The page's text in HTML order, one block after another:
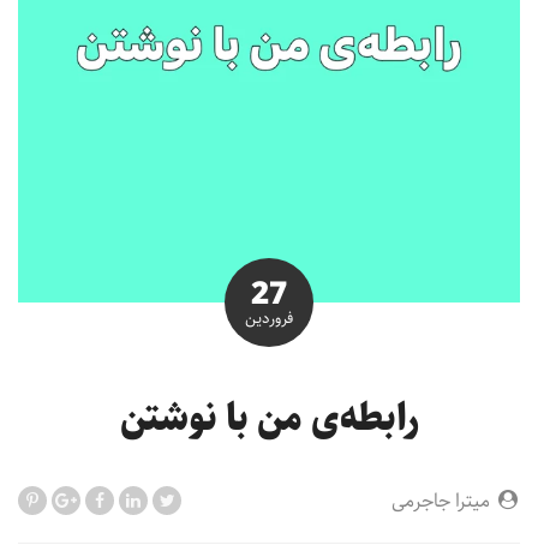
27
فروردین
رابطه‌‌ی من با نوشتن
میترا جاجرمی